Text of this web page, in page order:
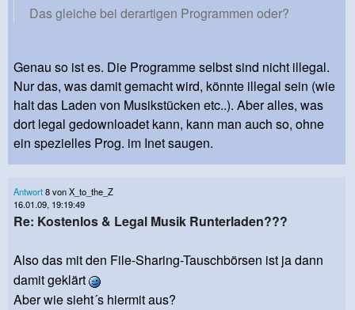
Das gleiche bei derartigen Programmen oder?
Genau so ist es. Die Programme selbst sind nicht illegal.
Nur das, was damit gemacht wird, könnte illegal sein (wie
halt das Laden von Musikstücken etc..). Aber alles, was
dort legal gedownloadet kann, kann man auch so, ohne
ein spezielles Prog. im Inet saugen.
Antwort8 von X_to_the_Z
16.01.09, 19:19:49
Re: Kostenlos & Legal Musik Runterladen???
Also das mit den File-Sharing-Tauschbörsen ist ja dann
damit geklärt
Aber wie sieht´s hiermit aus?